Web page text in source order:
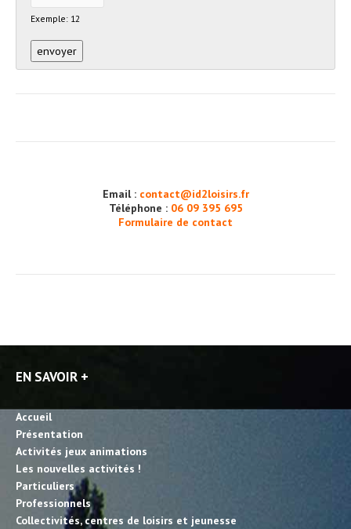
Exemple: 12
Email : contact@id2loisirs.fr
Téléphone : 06 09 395 695
Formulaire de contact
EN SAVOIR +
Accueil
Présentation
Activités jeux animations
Les nouvelles activités !
Particuliers
Professionnels
Collectivités, centres de loisirs et jeunesse